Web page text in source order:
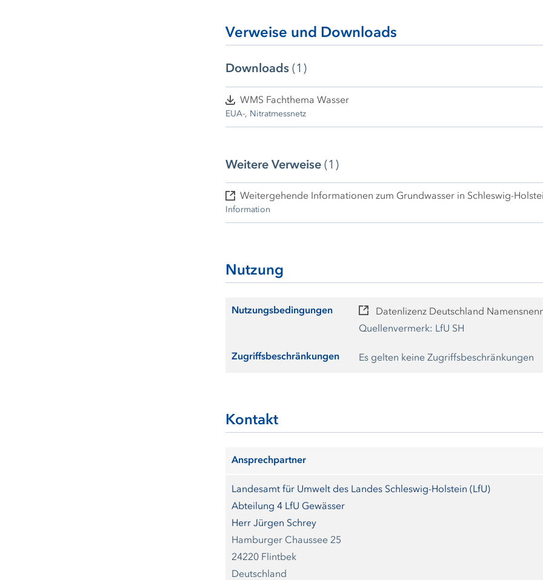
Verweise und Downloads
Downloads (1)
WMS Fachthema Wasser
EUA-, Nitratmessnetz
Weitere Verweise (1)
Weitergehende Informationen zum Grundwasser in Schleswig-
Information
Nutzung
Nutzungsbedingungen
Datenlizenz Deutschland
Quellenvermerk: LfU SH
Zugriffsbeschränkungen Es gelten keine Zugriffsbeschränkungen
Kontakt
Ansprechpartner
Landesamt für Umwelt des Landes Schleswig-Holstein (LfU)
Abteilung 4 LfU Gewässer
Herr Jürgen Schrey
Hamburger Chaussee 25
24220 Flintbek
Deutschland